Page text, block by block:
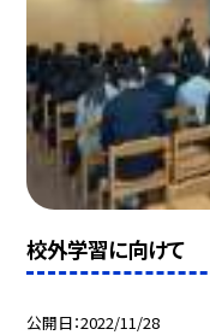
校外学習に向けて
公開日 2022/11/28